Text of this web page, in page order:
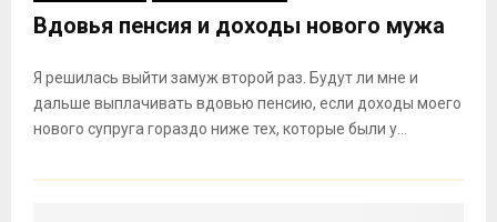
Вдовья пенсия и доходы нового мужа
Я решилась выйти замуж второй раз. Будут ли мне и
дальше выплачивать вдовью пенсию, если доходы моего
нового супруга гораздо ниже тех, которые были у...